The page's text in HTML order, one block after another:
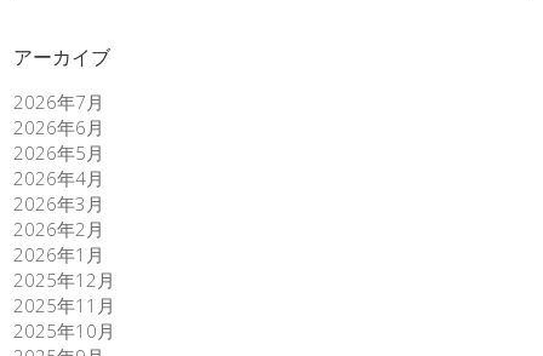
アーカイブ
2026年7月
2026年6月
2026年5月
2026年4月
2026年3月
2026年2月
2026年1月
2025年12月
2025年11月
2025年10月